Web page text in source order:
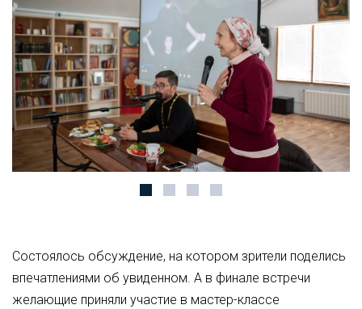
Состоялось обсуждение, на котором зрители поделись
впечатлениями об увиденном. А в финале встречи
желающие приняли участие в мастер-классе